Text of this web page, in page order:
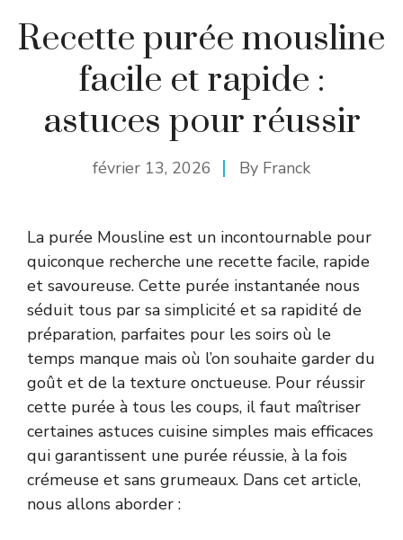
Recette purée mousline
facile et rapide :
astuces pour réussir
février 13, 2026 By Franck
La purée Mousline est un incontournable pour
quiconque recherche une recette facile, rapide
et savoureuse. Cette purée instantanée nous
séduit tous par sa simplicité et sa rapidité de
préparation, parfaites pour les soirs où le
temps manque mais où l’on souhaite garder du
goût et de la texture onctueuse. Pour réussir
cette purée à tous les coups, il faut maîtriser
certaines astuces cuisine simples mais efficaces
qui garantissent une purée réussie, à la fois
crémeuse et sans grumeaux. Dans cet article,
nous allons aborder :